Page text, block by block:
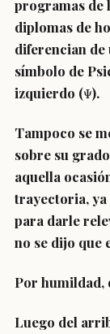
programas de
diplomas de
diferencian de
símbolo de
izquierdo (Ψ).
Tampoco se
sobre su
aquella
trayectoria, ya
para darle
no se dijo que
Por humildad,
Luego del